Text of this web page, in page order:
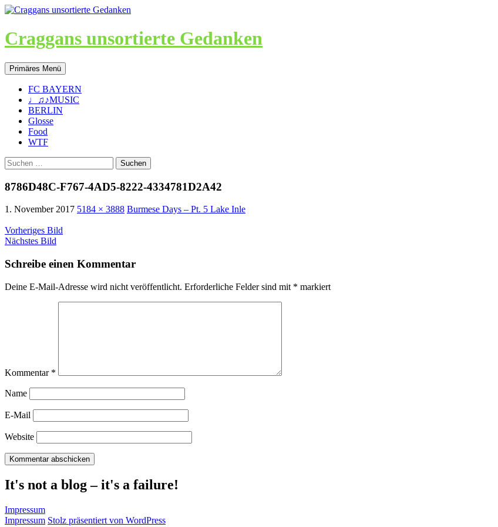
Craggans unsortierte Gedanken
Suchen
Primäres Menü Zum
Inhalt
springen
FC BAYERN
♩♫♪MUSIC
BERLIN
Glosse
Food
WTF
Suche
nach:
8786D48C-F767-4AD5-8222-4334781D2A42
1. November 2017 5184 × 3888 Burmese Days – Pt. 5 Lake Inle
Vorheriges Bild
Nächstes Bild
Schreibe einen Kommentar
Deine E-Mail-Adresse wird nicht veröffentlicht. Erforderliche Felder sind mit * markiert
Kommentar *
Name
E-Mail
Website
It's not a blog – it's a failure!
Impressum
Impressum Stolz präsentiert von WordPress